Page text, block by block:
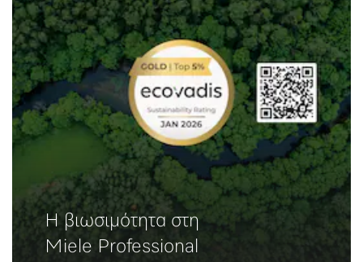
Η βιωσιμότητα στη
Miele Professional